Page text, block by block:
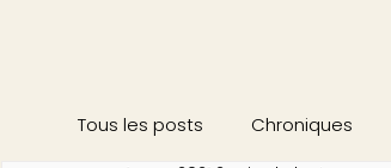
Tous les posts Chroniques